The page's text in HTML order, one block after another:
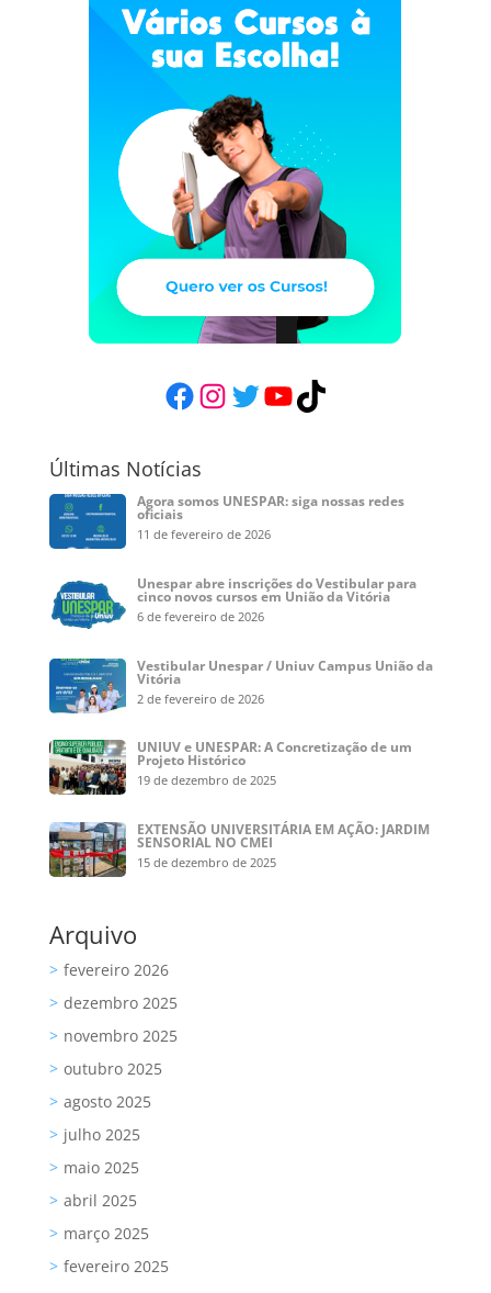
Facebook
Instagram
Twitter
YouTube
TikTok
Últimas Notícias
Agora somos UNESPAR: siga nossas redes
oficiais
11 de fevereiro de 2026
Unespar abre inscrições do Vestibular para
cinco novos cursos em União da Vitória
6 de fevereiro de 2026
Vestibular Unespar / Uniuv Campus União da
Vitória
2 de fevereiro de 2026
UNIUV e UNESPAR: A Concretização de um
Projeto Histórico
19 de dezembro de 2025
EXTENSÃO UNIVERSITÁRIA EM AÇÃO: JARDIM
SENSORIAL NO CMEI
15 de dezembro de 2025
Arquivo
fevereiro 2026
dezembro 2025
novembro 2025
outubro 2025
agosto 2025
julho 2025
maio 2025
abril 2025
março 2025
fevereiro 2025